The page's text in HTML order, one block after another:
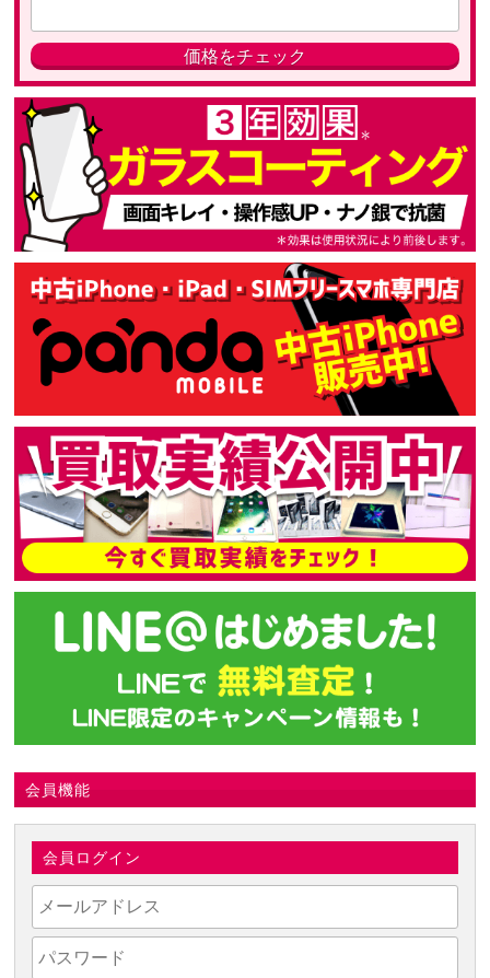
会員機能
会員ログイン